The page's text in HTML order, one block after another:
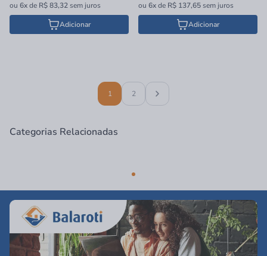
ou 6xde R$ 83,32sem juros
Adicionar
ou 6xde R$ 137,65sem juros
Adicionar
1 2
Categorias Relacionadas